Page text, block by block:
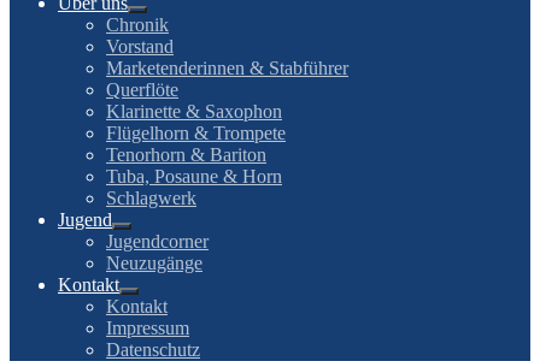
Chronik
Vorstand
Marketenderinnen & Stabführer
Querflöte
Klarinette & Saxophon
Flügelhorn & Trompete
Tenorhorn & Bariton
Tuba, Posaune & Horn
Schlagwerk
Jugend
Jugendcorner
Neuzugänge
Kontakt
Kontakt
Impressum
Datenschutz